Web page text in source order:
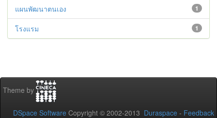
1
แผนพัฒนาตนเอง
1
โรงแรม
Theme by
DSpace Software Copyright © 2002-2013 Duraspace - Feedback